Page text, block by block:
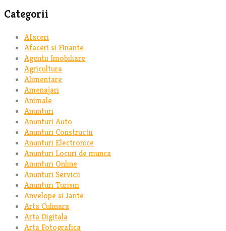
Categorii
Afaceri
Afaceri si Finante
Agentii Imobiliare
Agricultura
Alimentare
Amenajari
Animale
Anunturi
Anunturi Auto
Anunturi Constructii
Anunturi Electronice
Anunturi Locuri de munca
Anunturi Online
Anunturi Servicii
Anunturi Turism
Anvelope si Jante
Arta Culinara
Arta Digitala
Arta Fotografica